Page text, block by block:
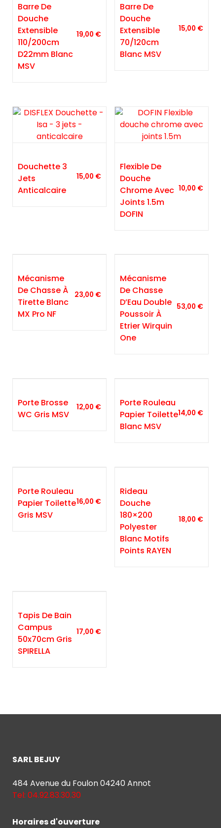
Barre De
Douche
Extensible
110/200cm
D22mm Blanc
MSV
19,00 €
Barre De
Douche
Extensible
70/120cm
Blanc MSV
15,00 €
Douchette 3
Jets
Anticalcaire
15,00 €
Flexible De
Douche
Chrome Avec
Joints 1.5m
DOFIN
10,00 €
Mécanisme
De Chasse À
Tirette Blanc
MX Pro NF
23,00 €
Mécanisme
De Chasse
D’Eau Double
Poussoir À
Etrier Wirquin
One
53,00 €
Porte Brosse
WC Gris MSV
12,00 €
Porte Rouleau
Papier Toilette
Blanc MSV
14,00 €
Porte Rouleau
Papier Toilette
Gris MSV
16,00 €
Rideau
Douche
180×200
Polyester
Blanc Motifs
Points RAYEN
18,00 €
Tapis De Bain
Campus
50x70cm Gris
SPIRELLA
17,00 €
SARL BEJUY
484 Avenue du Foulon 04240 Annot
Tel: 04.92.83.30.30
Horaires d'ouverture